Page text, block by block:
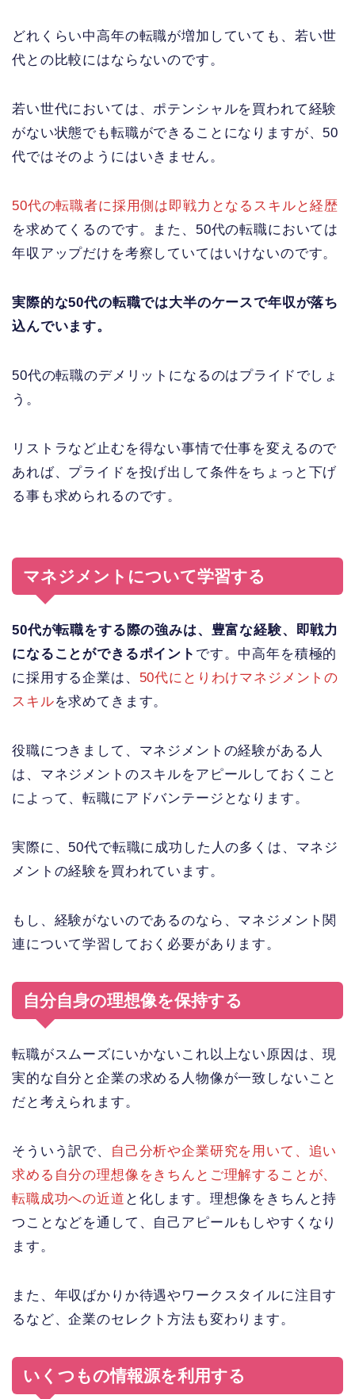
どれくらい中高年の転職が増加していても、若い世
代との比較にはならないのです。
若い世代においては、ポテンシャルを買われて経験
がない状態でも転職ができることになりますが、50
代ではそのようにはいきません。
50代の転職者に採用側は即戦力となるスキルと経歴
を求めてくるのです。また、50代の転職においては
年収アップだけを考察していてはいけないのです。
実際的な50代の転職では大半のケースで年収が落ち
込んでいます。
50代の転職のデメリットになるのはプライドでしょ
う。
リストラなど止むを得ない事情で仕事を変えるので
あれば、プライドを投げ出して条件をちょっと下げ
る事も求められるのです。
マネジメントについて学習する
50代が転職をする際の強みは、豊富な経験、即戦力
になることができるポイント です。中高年を積極的
に採用する企業は、 50代にとりわけマネジメントの
スキルを求めてきます。
役職につきまして、マネジメントの経験がある人
は、マネジメントのスキルをアピールしておくこと
によって、転職にアドバンテージとなります。
実際に、50代で転職に成功した人の多くは、マネジ
メントの経験を買われています。
もし、経験がないのであるのなら、マネジメント関
連について学習しておく必要があります。
自分自身の理想像を保持する
転職がスムーズにいかないこれ以上ない原因は、現
実的な自分と企業の求める人物像が一致しないこと
だと考えられます。
そういう訳で、
自己分析や企業研究を用いて、追い
求める自分の理想像をきちんとご理解することが、
転職成功への近道 と化します。理想像をきちんと持
つことなどを通して、自己アピールもしやすくなり
ます。
また、年収ばかりか待遇やワークスタイルに注目す
るなど、企業のセレクト方法も変わります。
いくつもの情報源を利用する